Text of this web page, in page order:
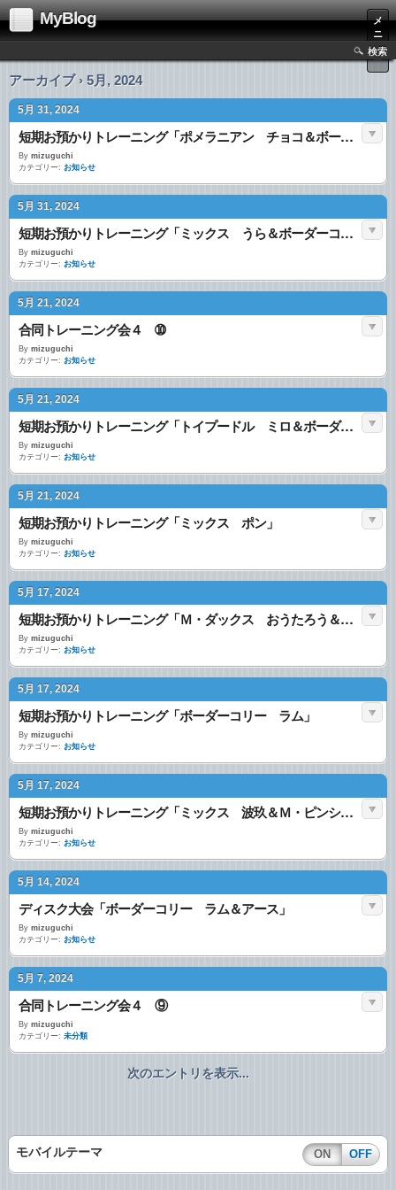
MyBlog
メ
ニ
ュ
ー
検索
アーカイブ › 5月, 2024
5月 31, 2024
短期お預かりトレーニング「ポメラニアン チョコ＆ボーダーコリー ラム」
By mizuguchi
カテゴリー: お知らせ
5月 31, 2024
短期お預かりトレーニング「ミックス うら＆ボーダーコリー ラム」
By mizuguchi
カテゴリー: お知らせ
5月 21, 2024
合同トレーニング会４ ➉
By mizuguchi
カテゴリー: お知らせ
5月 21, 2024
短期お預かりトレーニング「トイプードル ミロ＆ボーダーコリー ラム」
By mizuguchi
カテゴリー: お知らせ
5月 21, 2024
短期お預かりトレーニング「ミックス ポン」
By mizuguchi
カテゴリー: お知らせ
5月 17, 2024
短期お預かりトレーニング「Ｍ・ダックス おうたろう＆あきら＆きん」
By mizuguchi
カテゴリー: お知らせ
5月 17, 2024
短期お預かりトレーニング「ボーダーコリー ラム」
By mizuguchi
カテゴリー: お知らせ
5月 17, 2024
短期お預かりトレーニング「ミックス 波玖＆Ｍ・ピンシャー マル＆柴犬 カイ＆シェルティ ムギ」
By mizuguchi
カテゴリー: お知らせ
5月 14, 2024
ディスク大会「ボーダーコリー ラム＆アース」
By mizuguchi
カテゴリー: お知らせ
5月 7, 2024
合同トレーニング会４ ⑨
By mizuguchi
カテゴリー: 未分類
次のエントリを表示...
モバイルテーマ ON OFF